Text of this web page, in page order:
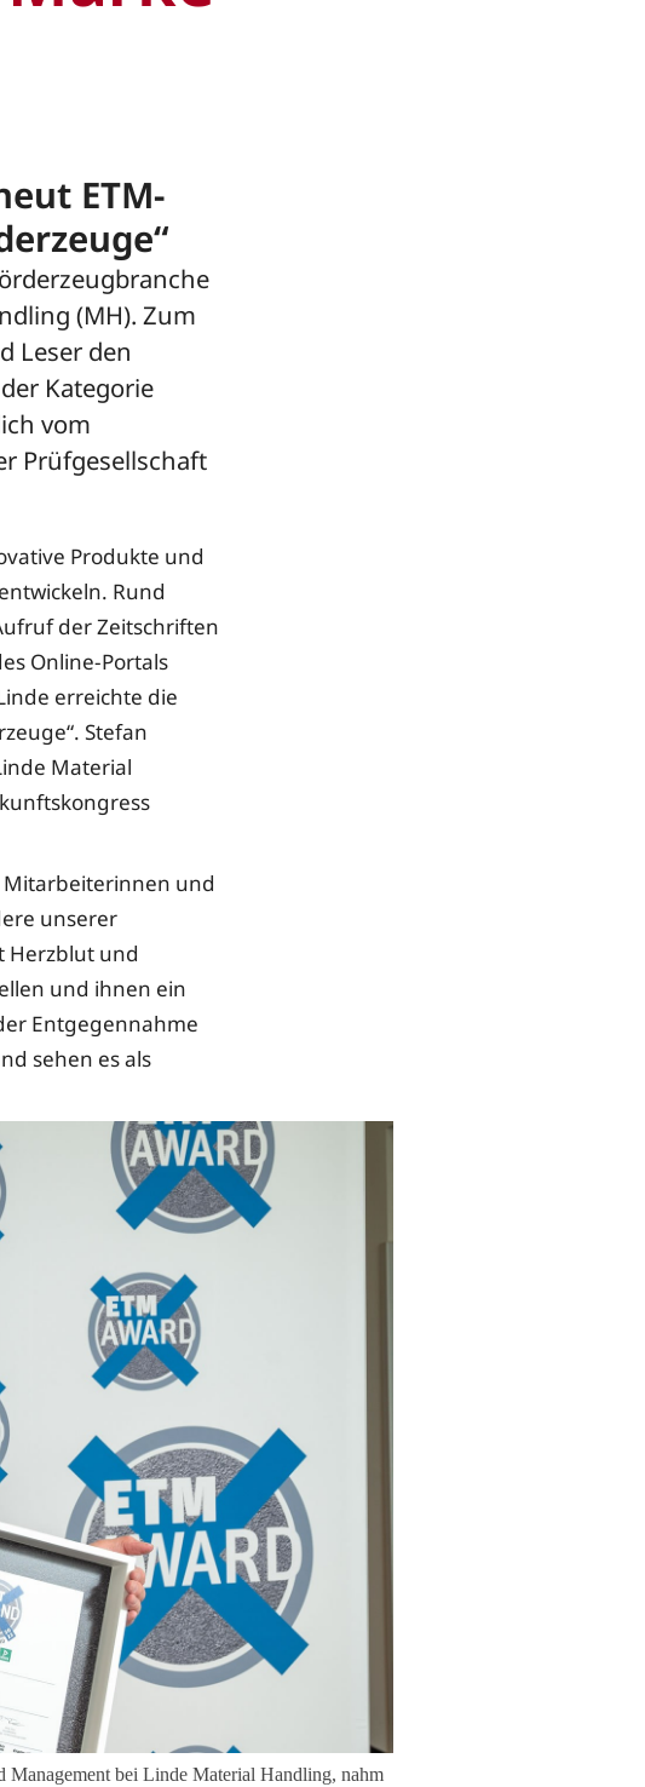
ETM-
(MH). Zum
Leser den
Kategorie
vom
Prüfgesellschaft
Produkte und
Rund
der Zeitschriften
Online-Portals
erreichte die
Stefan
Material
Mitarbeiterinnen und
unserer
Herzblut und
und ihnen ein
Entgegennahme
sehen es als
Management bei Linde Material Handling, nahm